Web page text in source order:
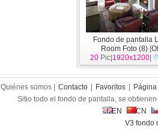
Fondo de pantalla
Room Foto (8) [
20 Pic| 1920x1200
Quiénes somos | Contacto Favoritos
Sitio todo el fondo de pantalla, se
EN
CN
V3 fondo